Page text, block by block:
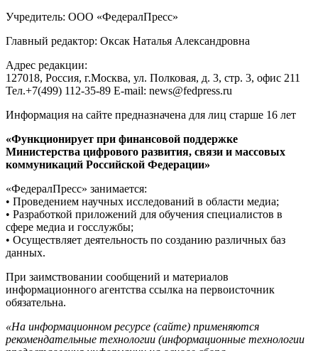
Учредитель: ООО «ФедералПресс»
Главный редактор: Оксак Наталья Александровна
Адрес редакции:
127018, Россия, г.Москва, ул. Полковая, д. 3, стр. 3, офис 211
Тел.+7(499) 112-35-89 E-mail: news@fedpress.ru
Информация на сайте предназначена для лиц старше 16 лет
«Функционирует при финансовой поддержке
Министерства цифрового развития, связи и массовых
коммуникаций Российской Федерации»
«ФедералПресс» занимается:
• Проведением научных исследований в области медиа;
• Разработкой приложений для обучения специалистов в
сфере медиа и госслужбы;
• Осуществляет деятельность по созданию различных баз
данных.
При заимствовании сообщений и материалов
информационного агентства ссылка на первоисточник
обязательна.
«На информационном ресурсе (сайте) применяются
рекомендательные технологии (информационные технологии